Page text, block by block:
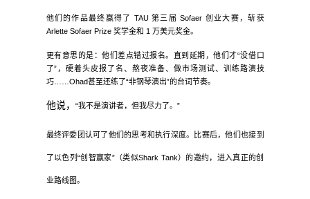
他们的作品最终赢得了 TAU 第三届 Sofaer 创业大赛，斩获
Arlette Sofaer Prize 奖学金和 1 万美元奖金。
更有意思的是：他们差点错过报名。直到延期，他们才“没借口
了”，硬着头皮报了名、熬夜准备、做市场测试、训练路演技
巧……Ohad甚至还练了“非钢琴演出”的台词节奏。
他说， “我不是演讲者，但我尽力了。”
最终评委团认可了他们的思考和执行深度。比赛后，他们也接到
了以色列“创智赢家”（类似Shark Tank）的邀约，进入真正的创
业路线图。